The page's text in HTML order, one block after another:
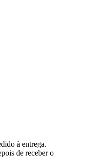
à entrega.
de receber o